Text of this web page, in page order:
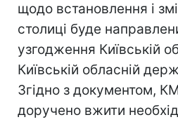
щодо встановлення і
столиці буде
узгодження Київській
Київській обласній
Згідно з документом,
доручено вжити